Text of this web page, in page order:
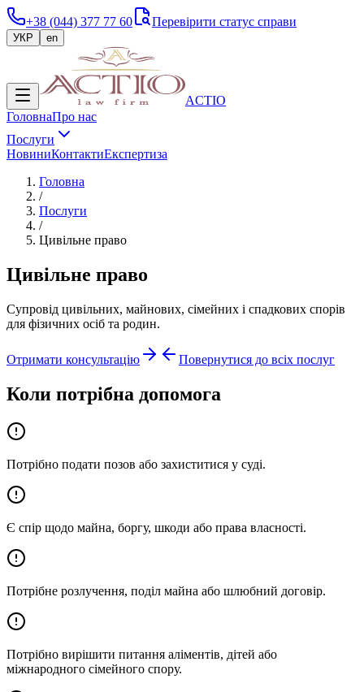
+38 (044) 377 77 60 Перевірити статус справи
УКР en
ACTIO
ГоловнаПро нас
Послуги
НовиниКонтактиЕкспертиза
Головна
/
Послуги
/
Цивільне право
Цивільне право
Супровід цивільних, майнових, сімейних і спадкових спорів
для фізичних осіб та родин.
Отримати консультацію Повернутися до всіх послуг
Коли потрібна допомога
Потрібно подати позов або захиститися у суді.
Є спір щодо майна, боргу, шкоди або права власності.
Потрібне розлучення, поділ майна або шлюбний договір.
Потрібно вирішити питання аліментів, дітей або
міжнародного сімейного спору.